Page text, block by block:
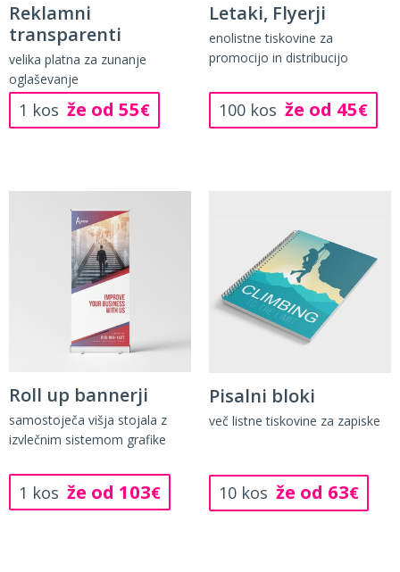
Reklamni
transparenti
velika platna za zunanje
oglaševanje
1 kos že od 55€
Letaki, Flyerji
enolistne tiskovine za
promocijo in distribucijo
100 kos že od 45€
Roll up bannerji
samostoječa višja stojala z
izvlečnim sistemom grafike
1 kos že od 103€
Pisalni bloki
več listne tiskovine za zapiske
10 kos že od 63€